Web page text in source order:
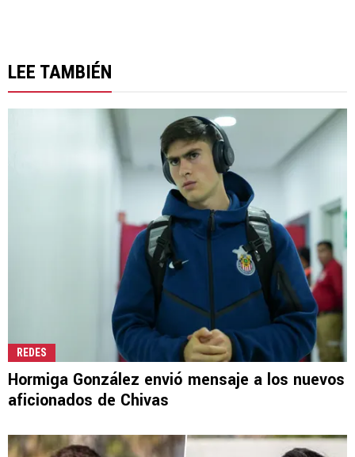
LEE TAMBIÉN
REDES
Hormiga González envió mensaje a los nuevos
aficionados de Chivas